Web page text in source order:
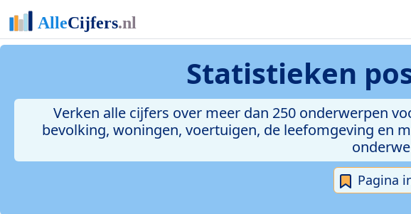
Statistieken
Verken alle cijfers over meer dan 250 onderwerpen
bevolking, woningen, voertuigen, de leefomgeving en
Pagina